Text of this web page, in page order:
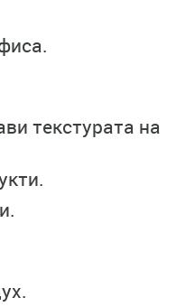
текстурата на